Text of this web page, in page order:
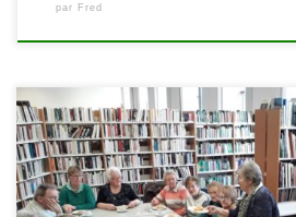
par Fred
Lieu d’accueil ouvert à toute personne
d’autres autour d’une activité, d’un jeu